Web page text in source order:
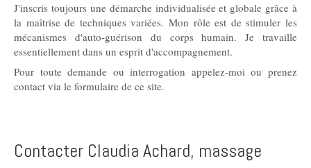
J'inscris toujours une démarche individualisée et globale grâce à
la maîtrise de techniques variées. Mon rôle est de stimuler les
mécanismes d'auto-guérison du corps humain. Je travaille
essentiellement dans un esprit d'accompagnement.
Pour toute demande ou interrogation appelez-moi ou prenez
contact via le formulaire de ce site.
Contacter Claudia Achard, massage